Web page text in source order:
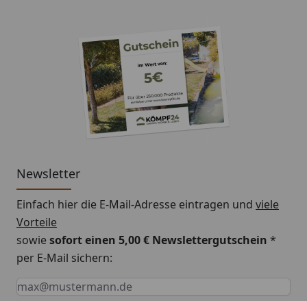
Newsletter
Einfach hier die E-Mail-Adresse eintragen und viele
Vorteile
sowiesofort einen 5,00 € Newslettergutschein *
per E-Mail sichern:
Keine Eingabe erforderlich
Eingabe erforderlich
E-Mail *